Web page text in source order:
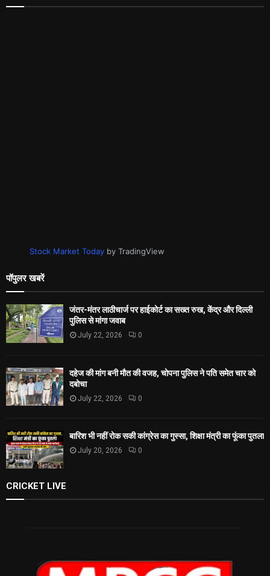
Stock Market Today by TradingView
पॉपुलर खबरें
जंतर-मंतर लाठीचार्ज पर हाईकोर्ट का सख्त रुख, केंद्र और दिल्ली
पुलिस से मांगा जवाब
July 22, 2026 0
दहेज की मांग बनी मौत की वजह, चोपना पुलिस ने पति समेत चार को
दबोचा
July 22, 2026 0
बारिश भी नहीं रोक सकी कांग्रेस का गुस्सा, शिक्षा मंत्री का फूंका पुतला
July 20, 2026 0
CRICKET LIVE